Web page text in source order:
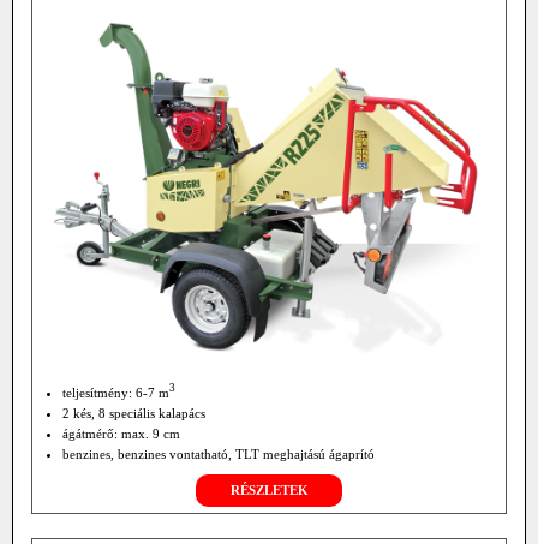
teljesítmény: 6-7 m3
2 kés, 8 speciális kalapács
ágátmérő: max. 9 cm
benzines, benzines vontatható, TLT meghajtású ágaprító
RÉSZLETEK